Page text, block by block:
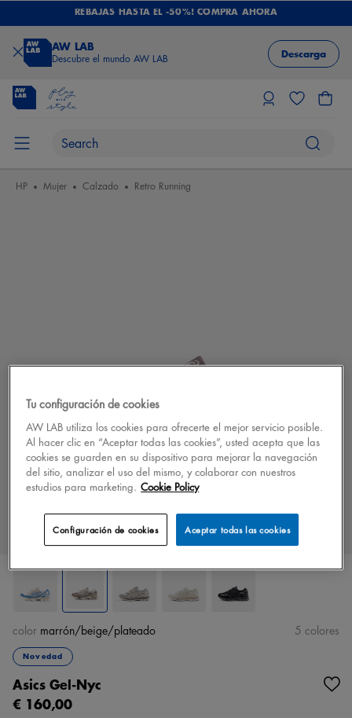
REBAJAS HASTA EL -50%! COMPRA AHORA
AW LAB
Descubre el mundo AW LAB Descarga
HP Mujer Calzado Retro Running
Novedad
Asics Gel-Nyc
€ 160,00
color marrón/beige/plateado 5 colores
Tu configuración de cookies
AW LAB utiliza los cookies para ofrecerte el mejor servicio posible.
Al hacer clic en “Aceptar todas las cookies”, usted acepta que las
cookies se guarden en su dispositivo para mejorar la navegación
del sitio, analizar el uso del mismo, y colaborar con nuestros
estudios para marketing. Cookie Policy
Aceptar todas las cookies
Configuración de cookies